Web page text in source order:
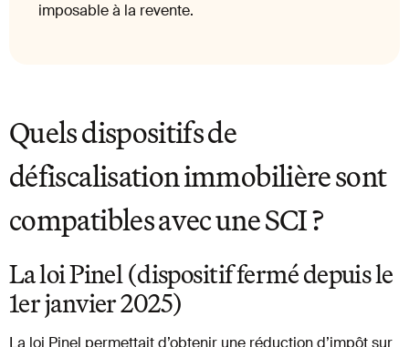
imposable à la revente.
Quels dispositifs de
défiscalisation immobilière sont
compatibles avec une SCI ?
La loi Pinel (dispositif fermé depuis le
1er janvier 2025)
La loi Pinel permettait d’obtenir une réduction d’impôt sur